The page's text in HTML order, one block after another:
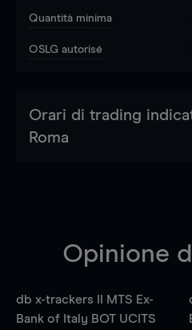
Quantità minima
OSLG autorisé
Orari di trading
Roma
Opinione
db x-trackers II MTS Ex-
Bank of Italy BOT UCITS